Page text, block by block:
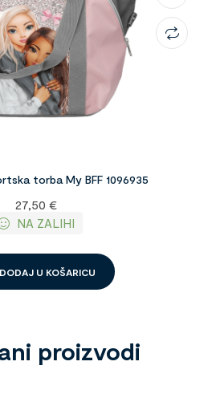
torba My BFF 1096935
27,50 €
NA ZALIHI
DODAJ U KOŠARICU
proizvodi